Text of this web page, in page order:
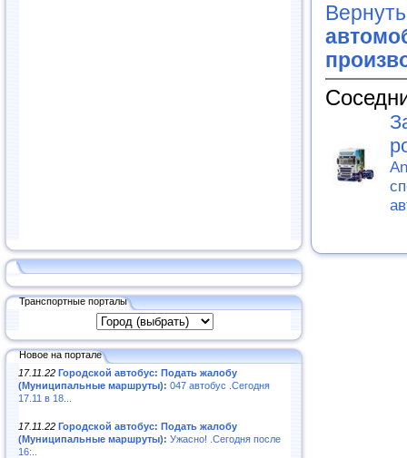
Транспортные порталы
Новое на портале
17.11.22 Городской автобус: Подать жалобу
(Муниципальные маршруты): 047 автобус .Сегодня
17.11 в 18...
17.11.22 Городской автобус: Подать жалобу
(Муниципальные маршруты): Ужасно! .Сегодня после
16:..